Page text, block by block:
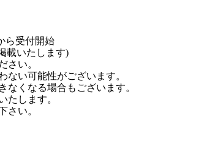
ら受付開始
載いたします)
さい。
ない可能性がございます。
くなる場合もございます。
たします。
さい。